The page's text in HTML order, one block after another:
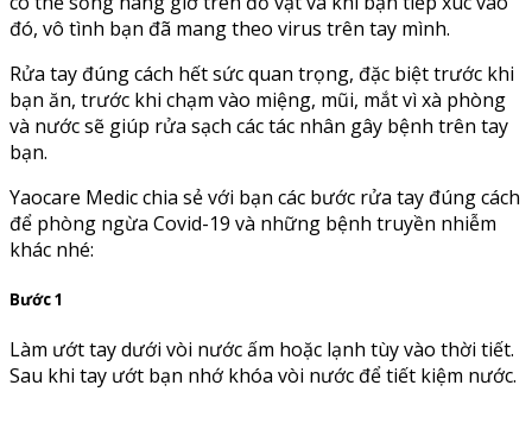
đó, vô tình bạn đã mang theo virus trên tay mình.
Rửa tay đúng cách hết sức quan trọng, đặc biệt trước khi
bạn ăn, trước khi chạm vào miệng, mũi, mắt vì xà phòng
và nước sẽ giúp rửa sạch các tác nhân gây bệnh trên tay
bạn.
Yaocare Medic chia sẻ với bạn các bước rửa tay đúng cách
để phòng ngừa Covid-19 và những bệnh truyền nhiễm
khác nhé:
Bước 1
Làm ướt tay dưới vòi nước ấm hoặc lạnh tùy vào thời tiết.
Sau khi tay ướt bạn nhớ khóa vòi nước để tiết kiệm nước.